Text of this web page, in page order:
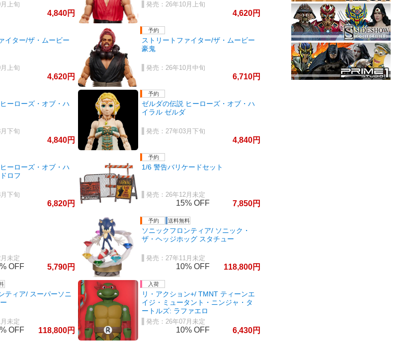
上旬
4,840
26年10月上旬
4,620
イター/ザ・ムービー
上旬
4,620
ストリートファイター/ザ・ムービー
豪鬼
26年10月中旬
6,710
ーローズ・オブ・ハ
下旬
4,840
ゼルダの伝説 ヒーローズ・オブ・ハ
イラル ゼルダ
27年03月下旬
4,840
ーローズ・オブ・ハ
ロフ
下旬
6,820
1/6 警告バリケードセット
26年12月未定
15% 7,850
未定
5,790
ソニックフロンティア/ ソニック・
ザ・ヘッジホッグ スタチュー
27年11月未定
10% 118,800
ティア/ スーパーソニ
未定
118,800
リ・アクション+/ TMNT ティーンエ
イジ・ミュータント・ニンジャ・タ
ートルズ: ラファエロ
26年07月未定
10% 6,430